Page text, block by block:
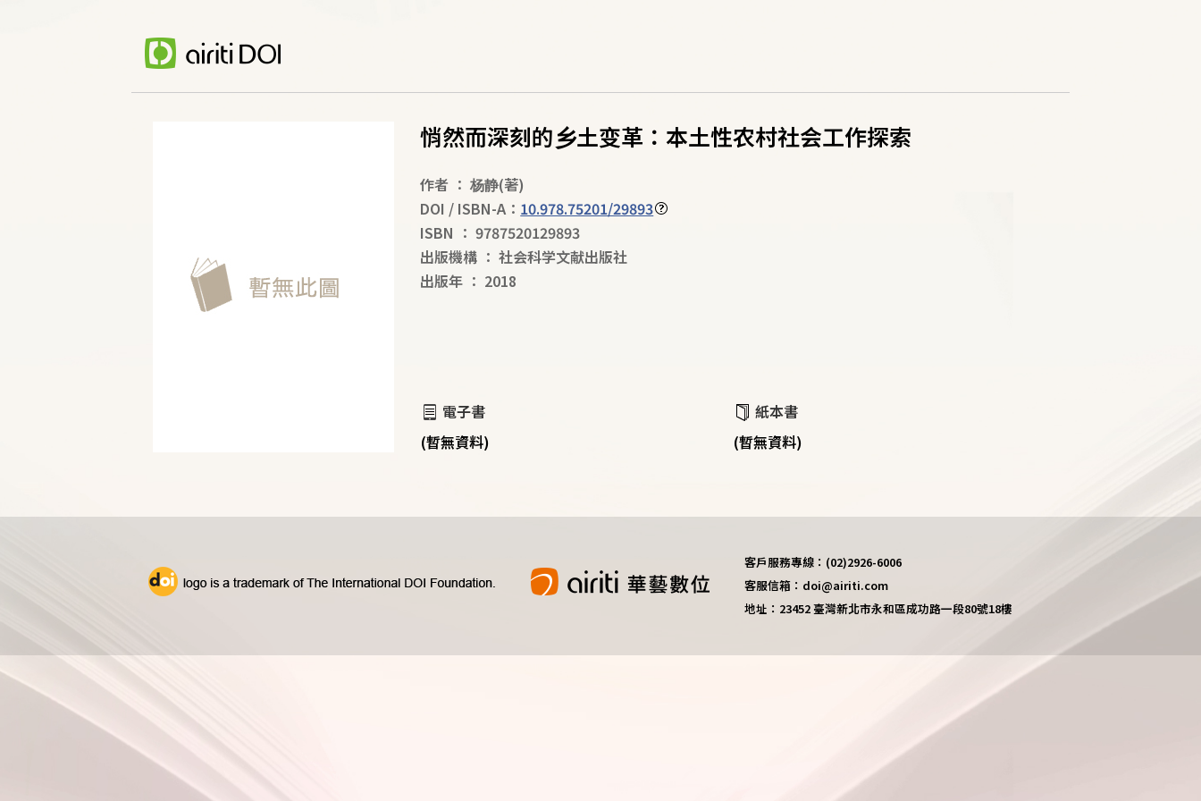
悄然而深刻的乡土变革：本土性农村社会工作探索
作者 ： 杨静(著)
DOI / ISBN-A： 10.978.75201/29893
ISBN ： 9787520129893
出版機構 ： 社会科学文献出版社
出版年 ： 2018
電子書
(暫無資料)
紙本書
(暫無資料)
客戶服務專線：(02)2926-6006
客服信箱：doi@airiti.com
地址：23452 臺灣新北市永和區成功路一段80號18樓